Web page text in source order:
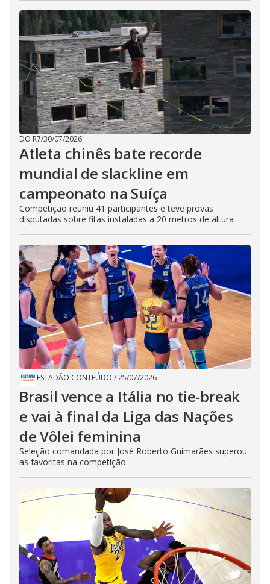
DO R7/30/07/2026
Atleta chinês bate recorde
mundial de slackline em
campeonato na Suíça
Competição reuniu 41 participantes e teve provas
disputadas sobre fitas instaladas a 20 metros de altura
ESTADÃO CONTEÚDO /25/07/2026
Brasil vence a Itália no tie-break
e vai à final da Liga das Nações
de Vôlei feminina
Seleção comandada por José Roberto Guimarães superou
as favoritas na competição